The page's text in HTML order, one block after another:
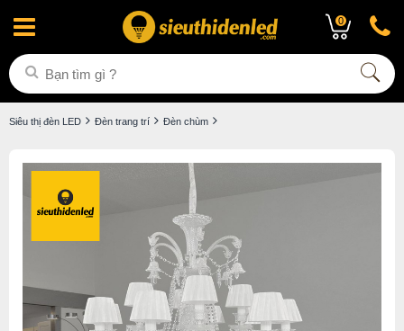
0
Siêu thị đèn LED Đèn trang trí Đèn chùm